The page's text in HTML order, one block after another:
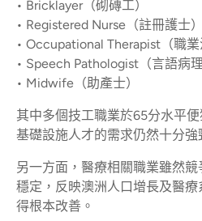
• Bricklayer（砌磚工）
• Registered Nurse（註冊護士）
• Occupational Therapist（職業
• Speech Pathologist（言語病理
• Midwife（助產士）
其中多個技工職業於65分水平
基礎設施人才的需求仍然十分強
另一方面，醫療相關職業雖然
穩定，反映澳洲人口增長及醫
得根本改善。